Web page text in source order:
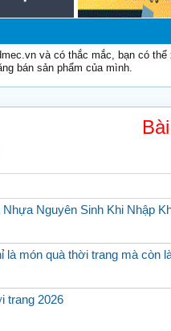
và có thắc mắc, bạn có
bán sản phẩm của mình.
Nguyên Sinh Khi Nhập
là món quà thời trang mà
trang 2026